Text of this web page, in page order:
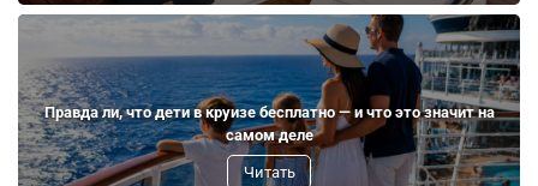
Правда ли, что дети в круизе бесплатно — и что это значит на
самом деле
Читать